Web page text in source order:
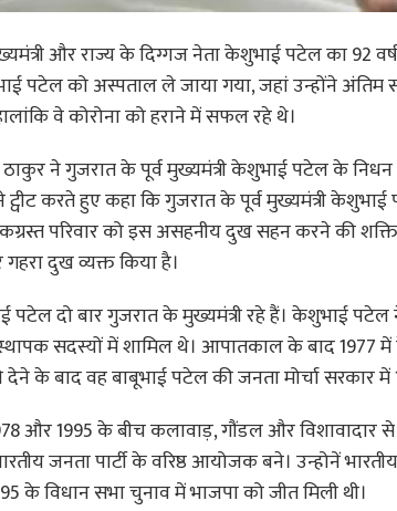
और राज्य के दिग्गज नेता केशुभाई पटेल का 92
पटेल को अस्पताल ले जाया गया, जहां उन्होंने
वे कोरोना को हराने में सफल रहे थे।
ठाकुर ने गुजरात के पूर्व मुख्यमंत्री केशुभाई पटेल के
ट्वीट करते हुए कहा कि गुजरात के पूर्व मुख्यमंत्री
परिवार को इस असहनीय दुख सहन करने की
दुख व्यक्त किया है।
पटेल दो बार गुजरात के मुख्यमंत्री रहे हैं। केशुभाई
सदस्यों में शामिल थे। आपातकाल के बाद
के बाद वह बाबूभाई पटेल की जनता मोर्चा सरकार में
और 1995 के बीच कलावाड़, गौंडल और विशावादार
जनता पार्टी के वरिष्ठ आयोजक बने। उन्होनें
के विधान सभा चुनाव में भाजपा को जीत मिली थी।